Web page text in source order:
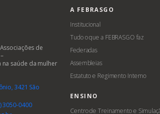
de
na saúde da mulher
3421 São
3050-0400
A FEBRASGO
Institucional
Tudo o que a FEBRASGO faz
Federadas
Assembleias
Estatuto e Regimento Interno
ENSINO
Centro de Treinamento e